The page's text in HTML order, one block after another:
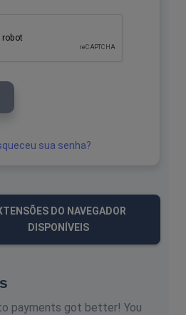
sua senha?
DO NAVEGADOR
DISPONÍVEIS
payments got better! You